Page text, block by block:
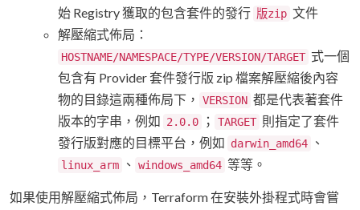
始 Registry 獲取的包含套件的發行 版zip 文件
解壓縮式佈局：
HOSTNAME/NAMESPACE/TYPE/VERSION/TARGET 式一個
包含有 Provider 套件發行版 zip 檔案解壓縮後內容
物的目錄這兩種佈局下，
VERSION 都是代表著套件
版本的字串，例如 2.0.0 ； TARGET 則指定了套件
發行版對應的目標平台，例如 darwin_amd64 、
linux_arm 、 windows_amd64 等等。
如果使用解壓縮式佈局，Terraform 在安裝外掛程式時會嘗